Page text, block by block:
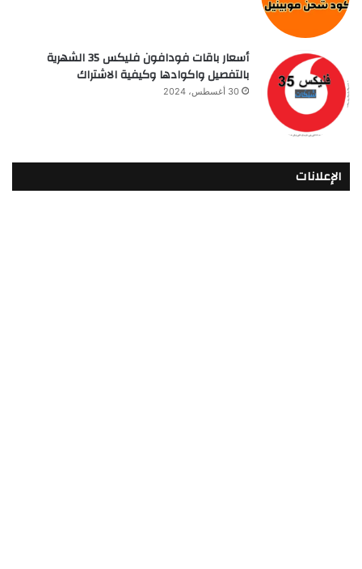
أسعار باقات فودافون فلیکس 35 الشهرية
بالتفصيل واكوادها وكيفية الاشتراك
30 أغسطس، 2024
الإعلانات